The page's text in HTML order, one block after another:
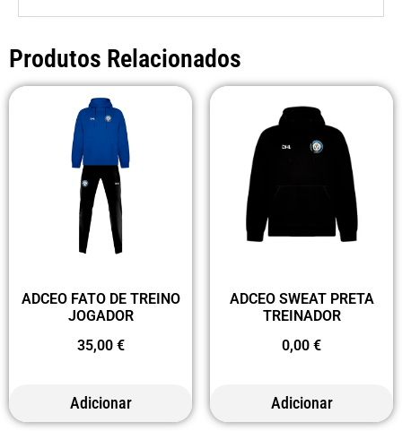
Produtos Relacionados
ADCEO FATO DE TREINO
JOGADOR
35,00 €
Adicionar
ADCEO SWEAT PRETA
TREINADOR
0,00 €
Adicionar